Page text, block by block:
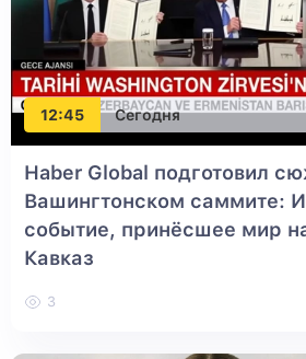
12:45 Сегодня
Haber Global подготовил
Вашингтонском саммите:
событие, принёсшее мир
Кавказ
3